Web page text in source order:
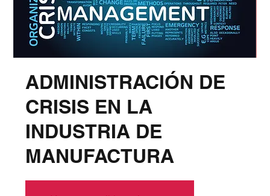
ADMINISTRACIÓN DE
CRISIS EN LA
INDUSTRIA DE
MANUFACTURA